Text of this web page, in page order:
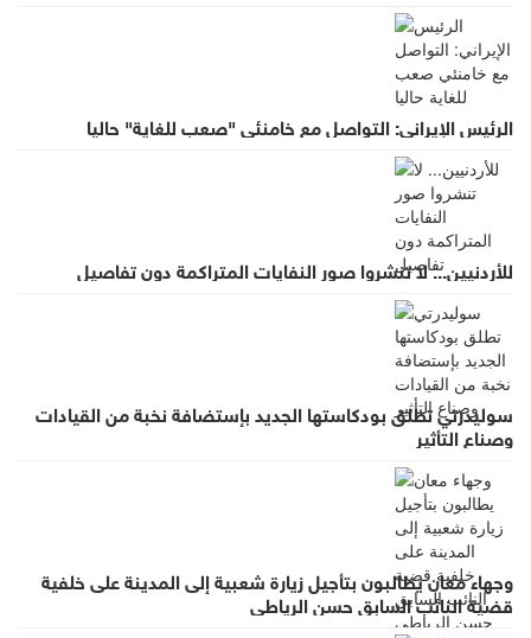
الرئيس الإيراني: التواصل مع خامنئي "صعب للغاية" حاليا
للأردنيين... لا تنشروا صور النفايات المتراكمة دون تفاصيل
سوليدرتي تطلق بودكاستها الجديد بإستضافة نخبة من القيادات
وصناع التأثير
وجهاء معان يطالبون بتأجيل زيارة شعبية إلى المدينة على خلفية
قضية النائب السابق حسن الرياطي